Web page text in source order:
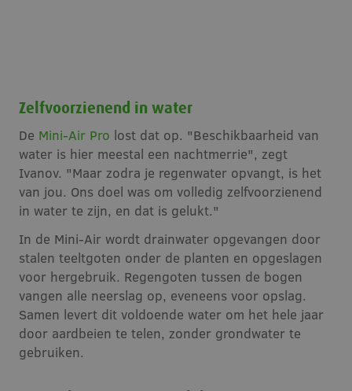
Zelfvoorzienend in water
De Mini-Air Pro lost dat op. "Beschikbaarheid van
water is hier meestal een nachtmerrie", zegt
Ivanov. "Maar zodra je regenwater opvangt, is het
van jou. Ons doel was om volledig zelfvoorzienend
in water te zijn, en dat is gelukt."
In de Mini-Air wordt drainwater opgevangen door
stalen teeltgoten onder de planten en opgeslagen
voor hergebruik. Regengoten tussen de bogen
vangen alle neerslag op, eveneens voor opslag.
Samen levert dit voldoende water om het hele jaar
door aardbeien te telen, zonder grondwater te
gebruiken.